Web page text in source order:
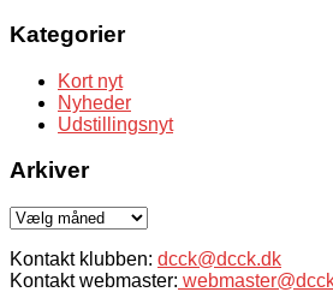
Kategorier
Kort nyt
Nyheder
Udstillingsnyt
Arkiver
Arkiver
Kontakt klubben: dcck@dcck.dk
Kontakt webmaster: